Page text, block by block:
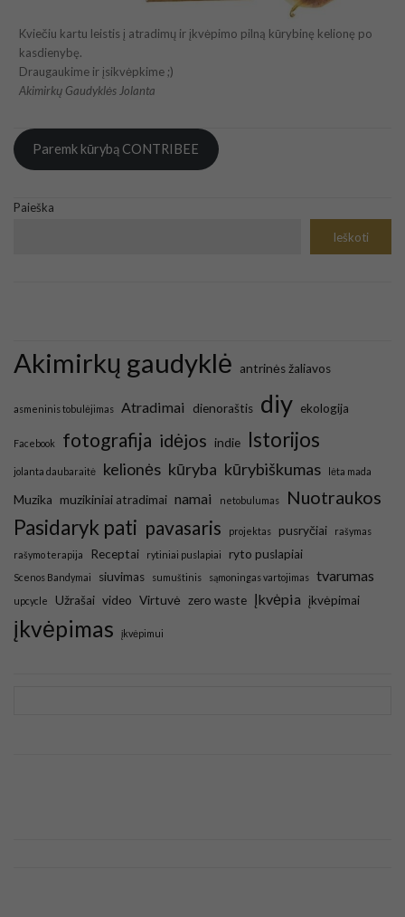
Kviečiu kartu leistis į atradimų ir įkvėpimo pilną kūrybinę kelionę po
kasdienybę.
Draugaukime ir įsikvėpkime ;)
Akimirkų Gaudyklės Jolanta
Paremk kūrybą CONTRIBEE
Paieška
Ieškoti
Akimirkų gaudyklė antrinės žaliavos
asmeninis tobulėjimas Atradimai dienoraštis diy ekologija
Facebook fotografija idėjos indie Istorijos
jolanta daubaraitė kelionės kūryba kūrybiškumas lėta mada
Muzika muzikiniai atradimai namai netobulumas Nuotraukos
Pasidaryk pati pavasaris projektas pusryčiai
rašymas
rašymo terapija
Receptai rytiniai puslapiai ryto puslapiai
Scenos Bandymai siuvimas sumuštinis sąmoningas vartojimas tvarumas
upcycle Užrašai video Virtuvė zero waste Įkvėpia įkvėpimai
įkvėpimas įkvėpimui